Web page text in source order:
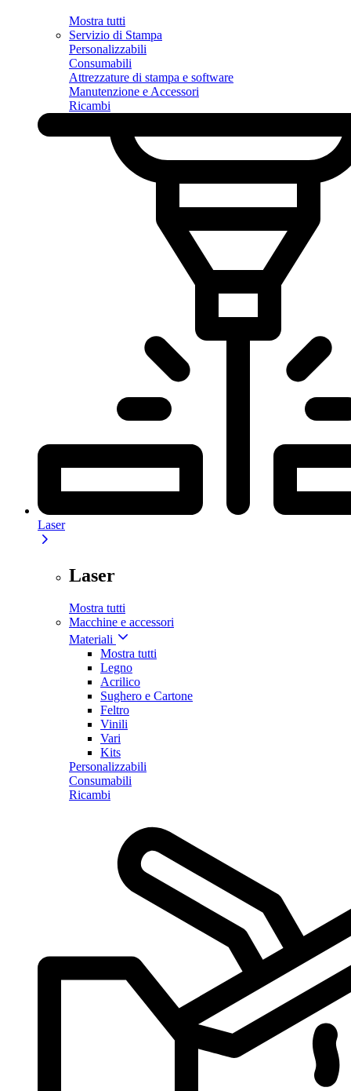
Mostra tutti
Servizio di Stampa
Personalizzabili
Consumabili
Attrezzature di stampa e software
Manutenzione e Accessori
Ricambi
Laser
Laser
Mostra tutti
Macchine e accessori
Materiali
Mostra tutti
Legno
Acrilico
Sughero e Cartone
Feltro
Vinili
Vari
Kits
Personalizzabili
Consumabili
Ricambi